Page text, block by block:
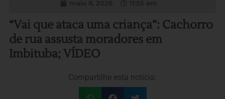
“Vai que ataca uma criança”: Cachorro
de rua assusta moradores em
Imbituba; VÍDEO
Compartilhe esta notícia: